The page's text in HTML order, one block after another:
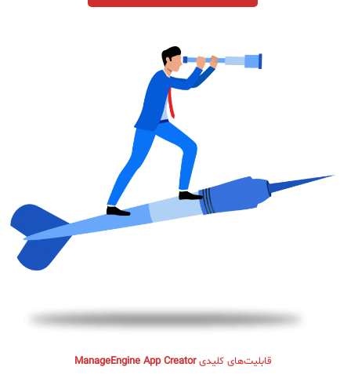
قابلیت‌های کلیدیManageEngine App Creator
سیستم هوشمند مدیریت فروش و فاکتور
سامانه مدیریت پشتیبانی مشتریان